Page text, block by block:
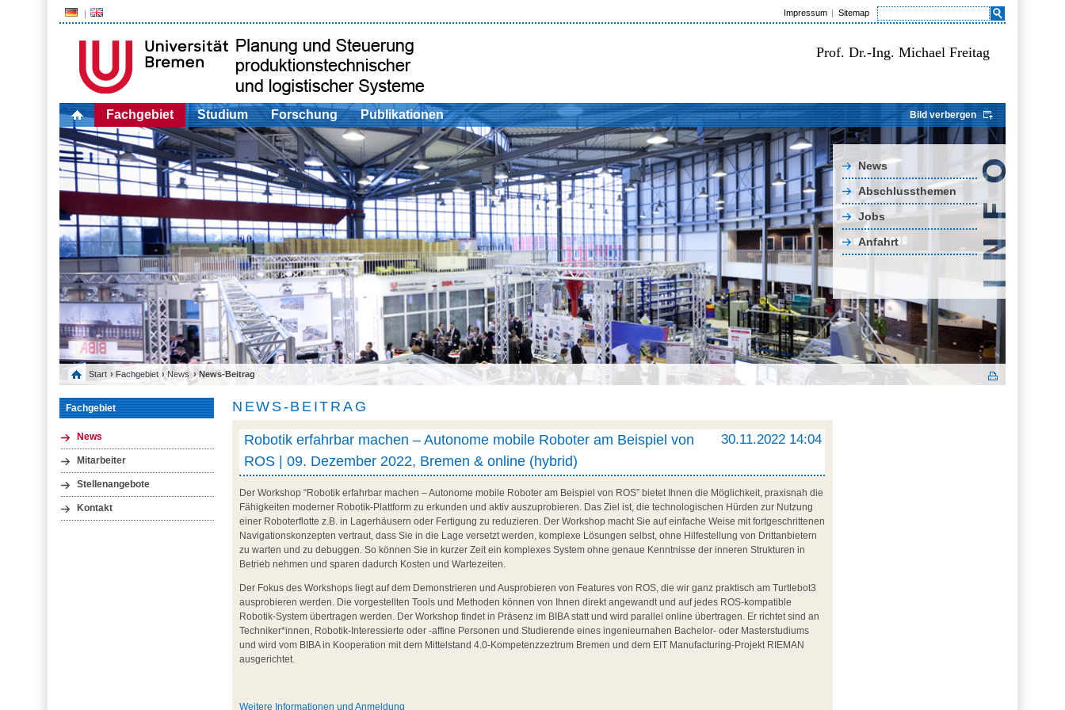
Impressum Sitemap
Prof. Dr.-Ing. Michael Freitag
Fachgebiet Studium Forschung Publikationen Bild verbergen
News
Abschlussthemen
Jobs
Anfahrt
Start › Fachgebiet ›News › News-Beitrag
Fachgebiet
News
Mitarbeiter
Stellenangebote
Kontakt
NEWS-BEITRAG
30.11.2022 14:04
Robotik erfahrbar machen – Autonome mobile Roboter am Beispiel von
ROS | 09. Dezember 2022, Bremen & online (hybrid)
Der Workshop “Robotik erfahrbar machen – Autonome mobile Roboter am Beispiel von ROS” bietet Ihnen die Möglichkeit, praxisnah die
Fähigkeiten moderner Robotik-Plattform zu erkunden und aktiv auszuprobieren. Das Ziel ist, die technologischen Hürden zur Nutzung
einer Roboterflotte z.B. in Lagerhäusern oder Fertigung zu reduzieren. Der Workshop macht Sie auf einfache Weise mit fortgeschrittenen
Navigationskonzepten vertraut, dass Sie in die Lage versetzt werden, komplexe Lösungen selbst, ohne Hilfestellung von Drittanbietern
zu warten und zu debuggen. So können Sie in kurzer Zeit ein komplexes System ohne genaue Kenntnisse der inneren Strukturen in
Betrieb nehmen und sparen dadurch Kosten und Wartezeiten.
Der Fokus des Workshops liegt auf dem Demonstrieren und Ausprobieren von Features von ROS, die wir ganz praktisch am Turtlebot3
ausprobieren werden. Die vorgestellten Tools und Methoden können von Ihnen direkt angewandt und auf jedes ROS-kompatible
Robotik-System übertragen werden. Der Workshop findet in Präsenz im BIBA statt und wird parallel online übertragen. Er richtet sind an
Techniker*innen, Robotik-Interessierte oder -affine Personen und Studierende eines ingenieurnahen Bachelor- oder Masterstudiums
und wird vom BIBA in Kooperation mit dem Mittelstand 4.0-Kompetenzzeztrum Bremen und dem EIT Manufacturing-Projekt RIEMAN
ausgerichtet.
Weitere Informationen und Anmeldung